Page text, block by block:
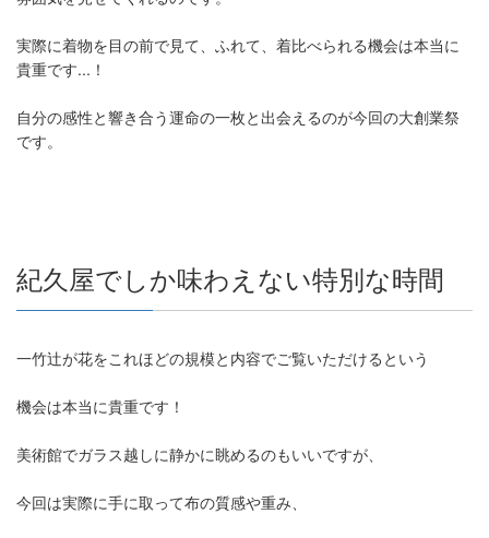
実際に着物を目の前で見て、ふれて、着比べられる機会は本当に
貴重です...！
自分の感性と響き合う運命の一枚と出会えるのが今回の大創業祭
です。
紀久屋でしか味わえない特別な時間
一竹辻が花をこれほどの規模と内容でご覧いただけるという
機会は本当に貴重です！
美術館でガラス越しに静かに眺めるのもいいですが、
今回は実際に手に取って布の質感や重み、